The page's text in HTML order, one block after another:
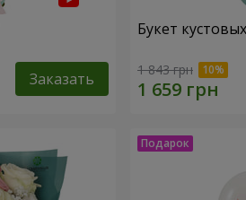
Заказать
Букет
1 843 грн